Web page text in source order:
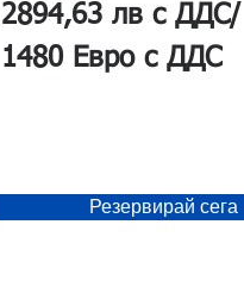
2894,63 лв с ДДС/
1480 Евро с ДДС
Резервирай сега